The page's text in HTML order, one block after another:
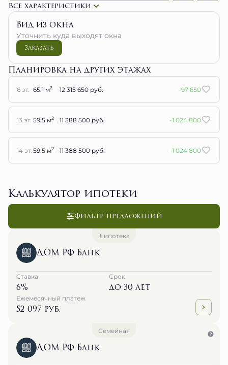
Все характеристики
Вид из окна
Уточнить куда выходят окна
Заказать
Планировка на других этажах
6 эт. 65.1 м2 12 315 650 руб. -97 650
13 эт. 59.5 м2 11 388 500 руб. -1 024 800
14 эт. 59.5 м2 11 388 500 руб. -1 024 800
Калькулятор ипотеки
Фильтр предложений
it ипотека
ДОМ РФ Банк
Ставка
6%
Срок
до 30 лет
Ежемесячный платеж
52 097 руб.
Семейная
ДОМ РФ Банк